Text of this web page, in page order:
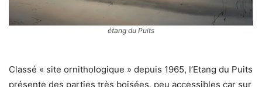
étang du Puits
Classé « site ornithologique » depuis 1965, l’Etang du Puits
présente des parties très boisées, peu accessibles car sur